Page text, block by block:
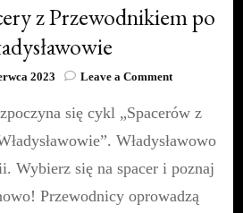
z Przewodnikiem po
2023 Leave a Commenton
Spacery
po
się cykl „Spacerów z
Władysławowo
Wybierz się na spacer i poznaj
Przewodnicy oprowadzą